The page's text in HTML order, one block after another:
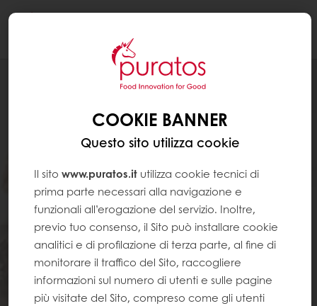
COOKIE BANNER
Questo sito utilizza cookie
Il sito www.puratos.it utilizza cookie tecnici di
prima parte necessari alla navigazione e
funzionali all’erogazione del servizio. Inoltre,
previo tuo consenso, il Sito può installare cookie
analitici e di profilazione di terza parte, al fine di
monitorare il traffico del Sito, raccogliere
informazioni sul numero di utenti e sulle pagine
più visitate del Sito, compreso come gli utenti